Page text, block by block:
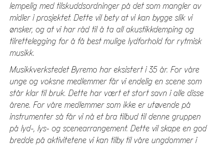
lempelig med tilskuddsordninger på det som mangler av
midler i prosjektet. Dette vil bety at vi kan bygge slik vi
ønsker, og at vi har råd til å ta all akustikkdemping og
tilrettelegging for å få best mulige lydforhold for rytmisk
musikk.
Musikkverkstedet Byremo har eksistert i 35 år. For våre
unge og voksne medlemmer får vi endelig en scene som
står klar til bruk. Dette har vært et stort savn i alle disse
årene. For våre medlemmer som ikke er utøvende på
instrumenter så får vi nå et bra tilbud til denne gruppen
på lyd-, lys- og scenearrangement. Dette vil skape en god
bredde på aktivitetene vi kan tilby til våre ungdommer i